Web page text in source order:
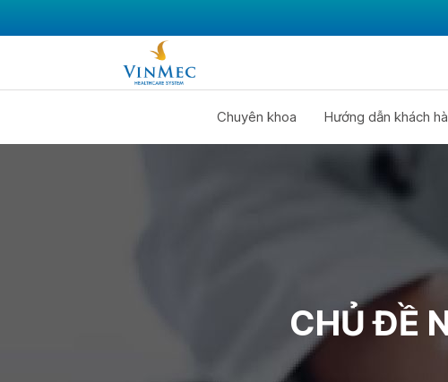
Chuyên khoa Hướng dẫn khách
CHỦ ĐỀ